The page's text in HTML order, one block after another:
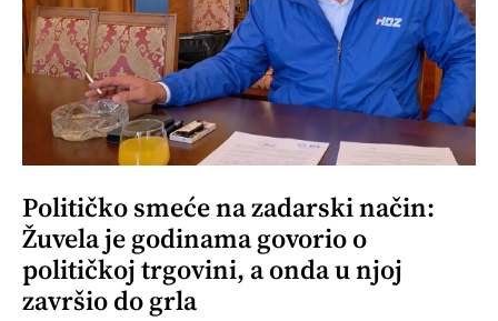
Političko smeće na zadarski način:
Žuvela je godinama govorio o
političkoj trgovini, a onda u njoj
završio do grla